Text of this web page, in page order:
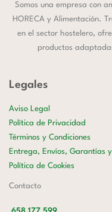
Somos una empresa con
HORECA y Alimentación.
en el sector hostelero,
productos
Legales
Aviso Legal
Política de Privacidad
Términos y Condiciones
Entrega, Envíos, Garantías y
Política de Cookies
Contacto